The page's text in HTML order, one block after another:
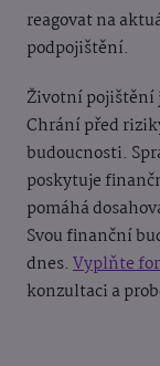
reagovat na
podpojištění.
Životní pojištění
Chrání před
budoucnosti.
poskytuje
pomáhá
Svou finanční
dnes. Vyplňte
konzultaci a